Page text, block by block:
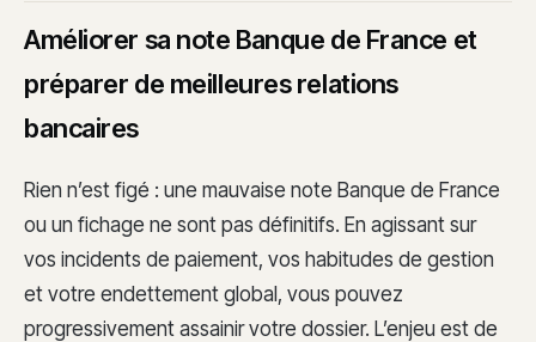
Améliorer sa note Banque de France et
préparer de meilleures relations
bancaires
Rien n’est figé : une mauvaise note Banque de France
ou un fichage ne sont pas définitifs. En agissant sur
vos incidents de paiement, vos habitudes de gestion
et votre endettement global, vous pouvez
progressivement assainir votre dossier. L’enjeu est de